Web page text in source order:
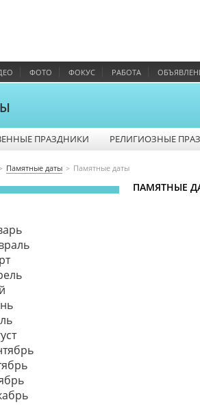
ФОТО ФОКУС РАБОТА
ПРАЗДНИКИ РЕЛИГИОЗНЫЕ
Памятные даты Памятные даты
ПАМЯТНЫЕ